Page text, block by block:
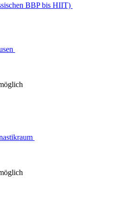
BBP bis HIIT)